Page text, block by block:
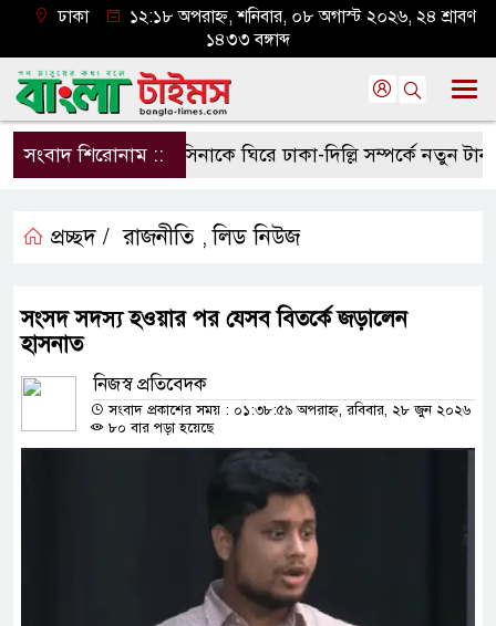
ঢাকা
১২:১৮ অপরাহ্ন, শনিবার, ০৮ অগাস্ট ২০২৬, ২৪ শ্রাবণ
১৪৩৩ বঙ্গাব্দ
সংবাদ শিরোনাম ::হাসিনাকে ঘিরে ঢাকা-দিল্লি সম্পর্কে নতুন
প্রচ্ছদ / রাজনীতি ,লিড নিউজ
সংসদ সদস্য হওয়ার পর যেসব বিতর্কে জড়ালেন
হাসনাত
নিজস্ব প্রতিবেদক
সংবাদ প্রকাশের সময় : ০১:৩৮:৫৯ অপরাহ্ন, রবিবার, ২৮ জুন ২০২৬
৮০ বার পড়া হয়েছে